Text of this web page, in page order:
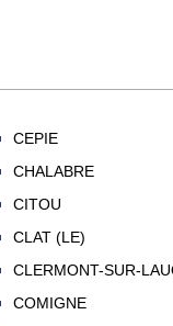
CEPIE
CHALABRE
CITOU
CLAT (LE)
CLERMONT-SUR-
COMIGNE